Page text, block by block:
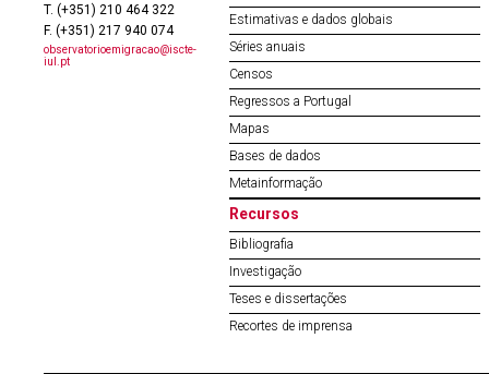
T. (+351) 210 464 322
F. (+351) 217 940 074
observatorioemigracao@iscte-
iul.pt
Estimativas e dados globais
Séries anuais
Censos
Regressos a Portugal
Mapas
Bases de dados
Metainformação
Recursos
Bibliografia
Investigação
Teses e dissertações
Recortes de imprensa